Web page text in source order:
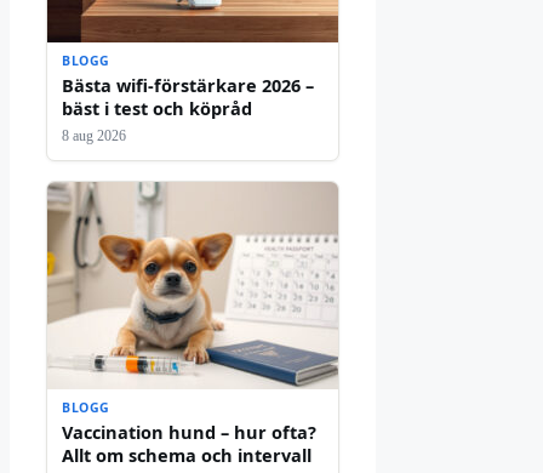
BLOGG
Bästa wifi-förstärkare 2026 –
bäst i test och köpråd
8 aug 2026
BLOGG
Vaccination hund – hur ofta?
Allt om schema och intervall